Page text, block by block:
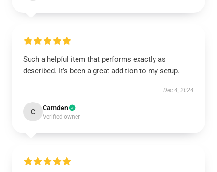
Such a helpful item that performs exactly as
described. It’s been a great addition to my setup.
Dec 4, 2024
C Camden
Verified owner